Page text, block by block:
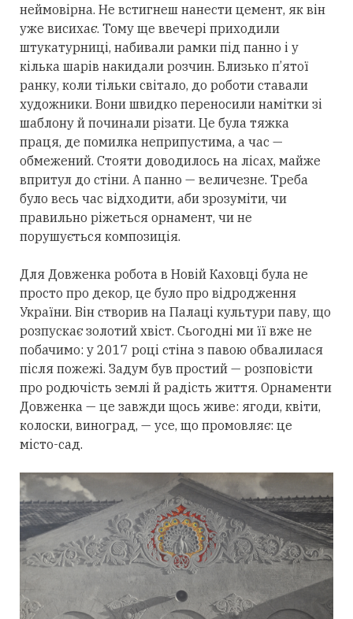
неймовірна. Не встигнеш нанести цемент, як він
уже висихає. Тому ще ввечері приходили
штукатурниці, набивали рамки під панно і у
кілька шарів накидали розчин. Близько п’ятої
ранку, коли тільки світало, до роботи ставали
художники. Вони швидко переносили намітки зі
шаблону й починали різати. Це була тяжка
праця, де помилка неприпустима, а час —
обмежений. Стояти доводилось на лісах, майже
впритул до стіни. А панно — величезне. Треба
було весь час відходити, аби зрозуміти, чи
правильно ріжеться орнамент, чи не
порушується композиція.
Для Довженка робота в Новій Каховці була не
просто про декор, це було про відродження
України. Він створив на Палаці культури паву, що
розпускає золотий хвіст. Сьогодні ми її вже не
побачимо: у 2017 році стіна з павою обвалилася
після пожежі. Задум був простий — розповісти
про родючість землі й радість життя. Орнаменти
Довженка — це завжди щось живе: ягоди, квіти,
колоски, виноград, — усе, що промовляє: це
місто-сад.